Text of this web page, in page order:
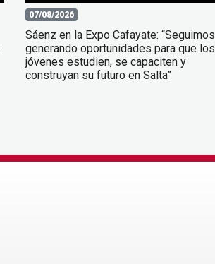
07/08/2026
Sáenz en la Expo Cafayate: “Seguimos
generando oportunidades para que los
jóvenes estudien, se capaciten y
construyan su futuro en Salta”